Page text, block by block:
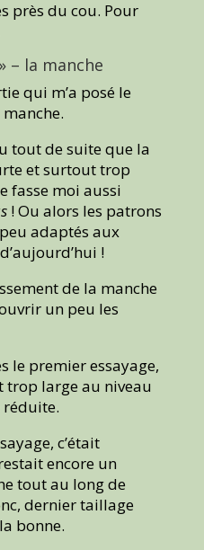
près du cou. Pour
– la manche
qui m’a posé le
tout de suite que la
et surtout trop
fasse moi aussi
! Ou alors les patrons
adaptés aux
!
de la manche
un peu les
le premier essayage,
trop large au niveau
réduite.
c’était
encore un
tout au long de
dernier taillage
bonne.